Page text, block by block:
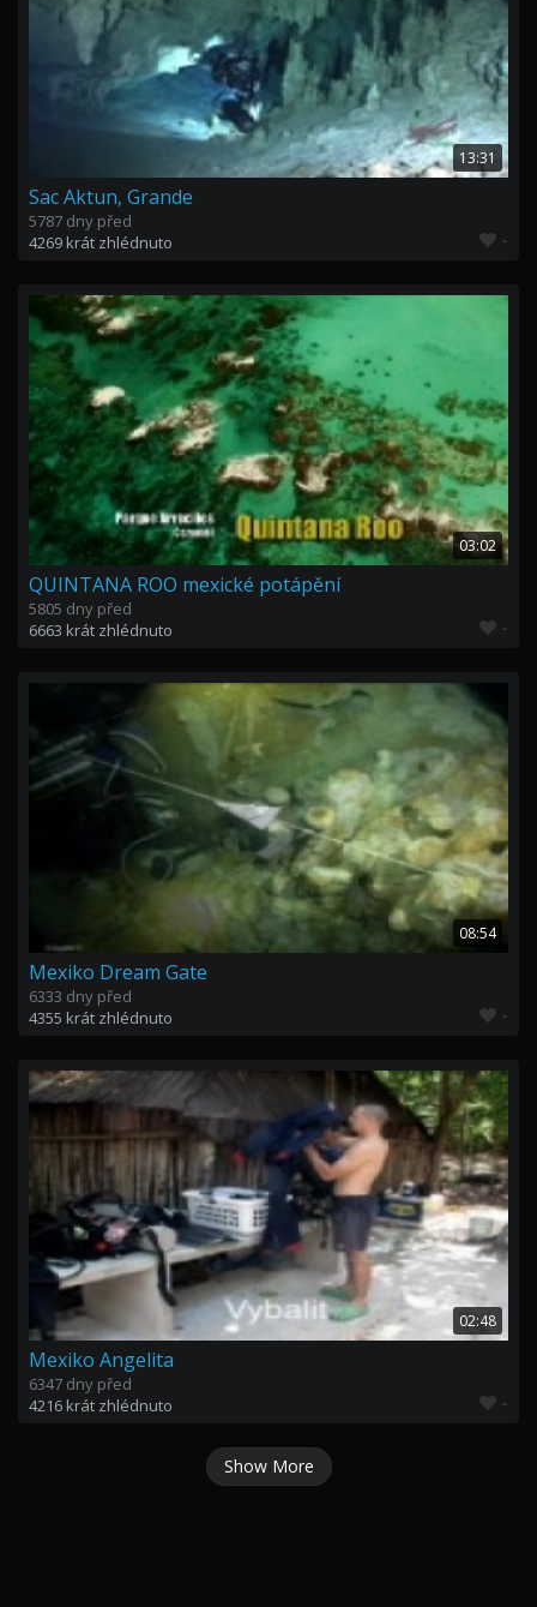
13:31
Sac Aktun, Grande
5787 dny před
4269 krát zhlédnuto
-
03:02
QUINTANA ROO mexické potápění
5805 dny před
6663 krát zhlédnuto
-
08:54
Mexiko Dream Gate
6333 dny před
4355 krát zhlédnuto
-
02:48
Mexiko Angelita
6347 dny před
4216 krát zhlédnuto
-
Show More